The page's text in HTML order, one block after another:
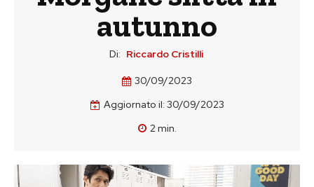
autunno
Di: Riccardo Cristilli
30/09/2023
Aggiornato il: 30/09/2023
2min.